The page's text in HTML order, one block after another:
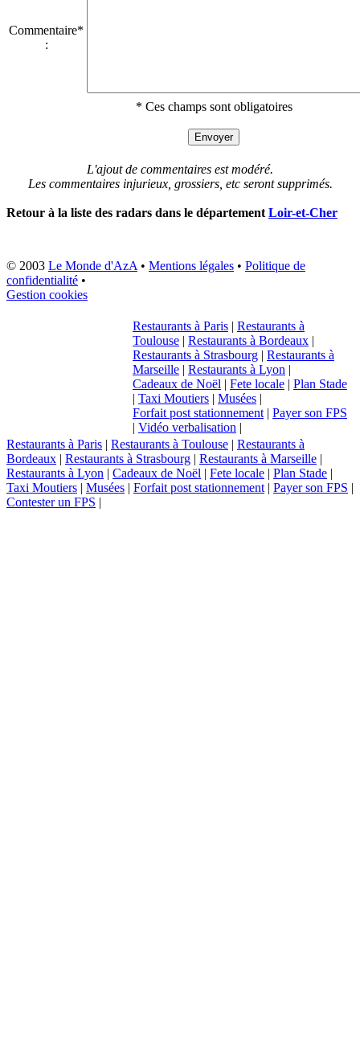
Commentaire*
:
* Ces champs sont obligatoires
L'ajout de commentaires est modéré.
Les commentaires injurieux, grossiers, etc seront supprimés.
Retour à la liste des radars dans le département Loir-et-Cher
© 2003 Le Monde d'AzA • Mentions légales • Politique de
confidentialité •
Gestion cookies
Restaurants à Paris | Restaurants à
Toulouse | Restaurants à Bordeaux |
Restaurants à Strasbourg | Restaurants à
Marseille | Restaurants à Lyon |
Cadeaux de Noël | Fete locale | Plan Stade
| Taxi Moutiers | Musées |
Forfait post stationnement | Payer son FPS
| Vidéo verbalisation |
Restaurants à Paris | Restaurants à Toulouse | Restaurants à
Bordeaux | Restaurants à Strasbourg | Restaurants à Marseille |
Restaurants à Lyon | Cadeaux de Noël | Fete locale | Plan Stade |
Taxi Moutiers | Musées | Forfait post stationnement | Payer son FPS |
Contester un FPS |